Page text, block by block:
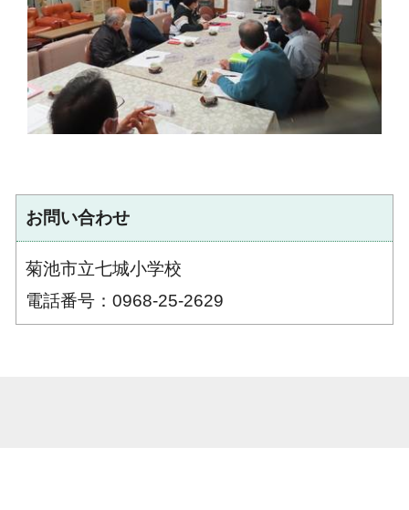
お問い合わせ
菊池市立七城小学校
電話番号：0968-25-2629